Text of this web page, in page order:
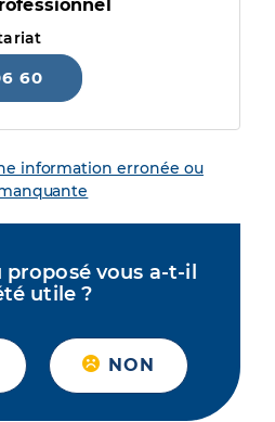
60
information erronée ou
vous a-t-il
utile ?
NON